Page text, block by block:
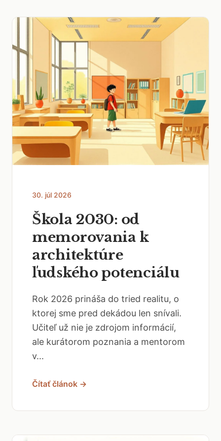
30. júl 2026
Škola 2030: od
memorovania k
architektúre
ľudského potenciálu
Rok 2026 prináša do tried realitu, o
ktorej sme pred dekádou len snívali.
Učiteľ už nie je zdrojom informácií,
ale kurátorom poznania a mentorom
v...
Čítať článok →